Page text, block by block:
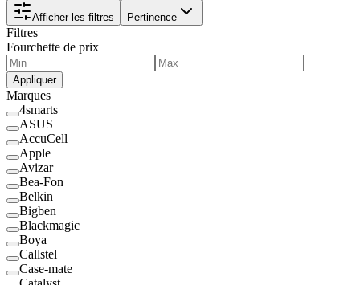
Afficher les filtres Pertinence
Filtres
Fourchette de prix
Appliquer
Marques
4smarts
ASUS
AccuCell
Apple
Avizar
Bea-Fon
Belkin
Bigben
Blackmagic
Boya
Callstel
Case-mate